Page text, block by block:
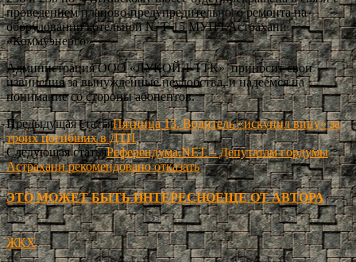
проведением планово-предупредительного ремонта на
оборудовании котельной № Т-15 МУП г.Астрахани
«Коммуэнерго».
Администрация ООО «ЛУКОЙЛ-ТТК» приносит свои
извинения за вынужденные неудобства, и надеемся на
понимание со стороны абонентов.
Предыдущая статьяПятница 13. Водитель «искупил вину» за
троих погибших в ДТП
Следующая статьяРеферендума.NET – Депутатам гордумы
Астрахани рекомендовано отказать
ЭТО МОЖЕТ БЫТЬ ИНТЕРЕСНОЕЩЕ ОТ АВТОРА
ЖКХ